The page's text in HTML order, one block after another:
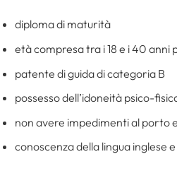
diploma di maturità
età compresa tra i 18 e i 40 anni
patente di guida di categoria B
possesso dell’idoneità psico-
non avere impedimenti al porto
conoscenza della lingua inglese